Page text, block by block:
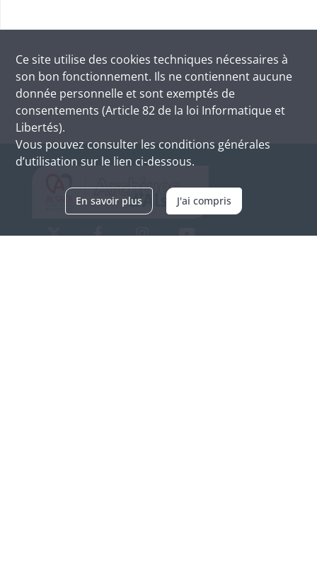
Ce site utilise des cookies techniques nécessaires à
son bon fonctionnement. Ils ne contiennent aucune
donnée personnelle et sont exemptés de
consentements (Article 82 de la loi Informatique et
Libertés).
Vous pouvez consulter les conditions générales
d’utilisation sur le lien ci-dessous.
En savoir plus J'ai compris